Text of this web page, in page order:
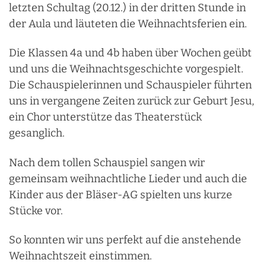
letzten Schultag (20.12.) in der dritten Stunde in
der Aula und läuteten die Weihnachtsferien ein.
Die Klassen 4a und 4b haben über Wochen geübt
und uns die Weihnachtsgeschichte vorgespielt.
Die Schauspielerinnen und Schauspieler führten
uns in vergangene Zeiten zurück zur Geburt Jesu,
ein Chor unterstütze das Theaterstück
gesanglich.
Nach dem tollen Schauspiel sangen wir
gemeinsam weihnachtliche Lieder und auch die
Kinder aus der Bläser-AG spielten uns kurze
Stücke vor.
So konnten wir uns perfekt auf die anstehende
Weihnachtszeit einstimmen.